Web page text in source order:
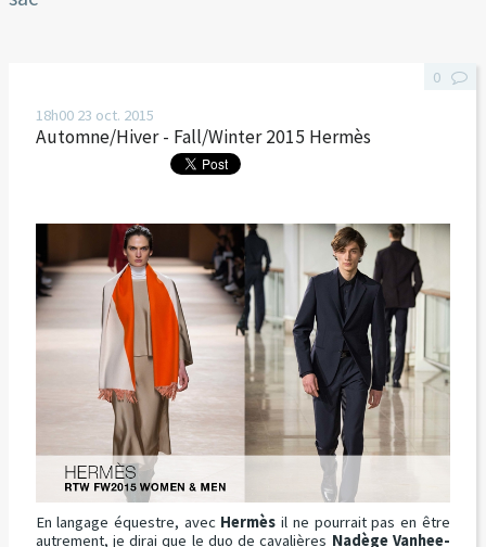
18h00 23 oct. 2015
Automne/Hiver - Fall/Winter 2015 Hermès
En langage équestre, avec Hermès il ne pourrait pas en être
autrement, je dirai que le duo de cavalières Nadège Vanhee-
0